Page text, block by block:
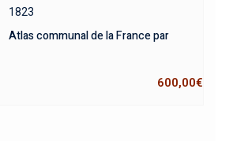
1823
Atlas communal de la France par
600,00€